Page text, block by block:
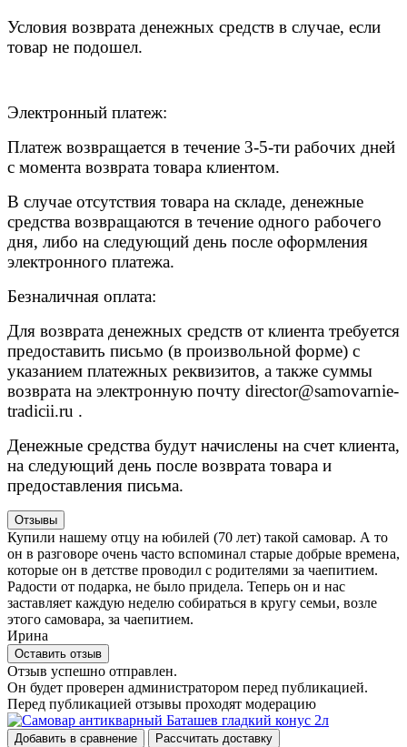
Условия возврата денежных средств в случае, если
товар не подошел.
Электронный платеж:
Платеж возвращается в течение 3-5-ти рабочих дней
с момента возврата товара клиентом.
В случае отсутствия товара на складе, денежные
средства возвращаются в течение одного рабочего
дня, либо на следующий день после оформления
электронного платежа.
Безналичная оплата:
Для возврата денежных средств от клиента требуется
предоставить письмо (в произвольной форме) с
указанием платежных реквизитов, а также суммы
возврата на электронную почту director@samovarnie-
tradicii.ru .
Денежные средства будут начислены на счет клиента,
на следующий день после возврата товара и
предоставления письма.
Отзывы
Купили нашему отцу на юбилей (70 лет) такой самовар. А то
он в разговоре очень часто вспоминал старые добрые времена,
которые он в детстве проводил с родителями за чаепитием.
Радости от подарка, не было придела. Теперь он и нас
заставляет каждую неделю собираться в кругу семьи, возле
этого самовара, за чаепитием.
Ирина
Оставить отзыв
Отзыв успешно отправлен.
Он будет проверен администратором перед публикацией.
Перед публикацией отзывы проходят модерацию
Добавить в сравнение Рассчитать доставку